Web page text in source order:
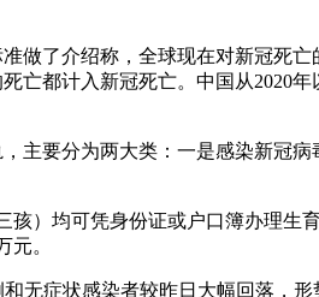
做了介绍称，全球现在对新冠死
亡都计入新冠死亡。中国从2020
主要分为两大类：一是感染新冠
）均可凭身份证或户口簿办理生
元。
无症状感染者较昨日大幅回落，